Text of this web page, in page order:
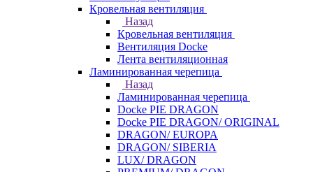
Кровельная вентиляция
Назад
Кровельная вентиляция
Вентиляция Docke
Лента вентиляционная
Ламинированная черепица
Назад
Ламинированная черепица
Docke PIE DRAGON
Docke PIE DRAGON/ ORIGINAL
DRAGON/ EUROPA
DRAGON/ SIBERIA
LUX/ DRAGON